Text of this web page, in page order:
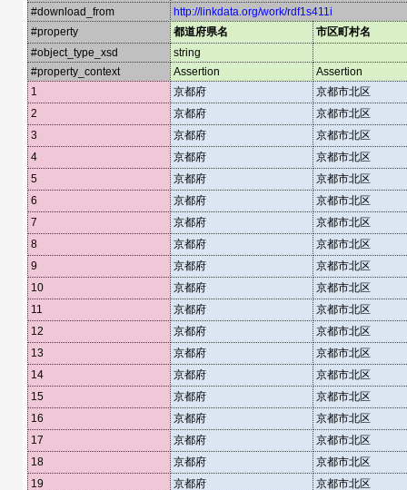
#download_from
http://linkdata.org/work/rdf1s411i
#property
都道府県名
市区町村名
#object_type_xsd
string
#property_context
Assertion
Assertion
1
京都府
京都市北区
2
京都府
京都市北区
3
京都府
京都市北区
4
京都府
京都市北区
5
京都府
京都市北区
6
京都府
京都市北区
7
京都府
京都市北区
8
京都府
京都市北区
9
京都府
京都市北区
10
京都府
京都市北区
11
京都府
京都市北区
12
京都府
京都市北区
13
京都府
京都市北区
14
京都府
京都市北区
15
京都府
京都市北区
16
京都府
京都市北区
17
京都府
京都市北区
18
京都府
京都市北区
19
京都府
京都市北区